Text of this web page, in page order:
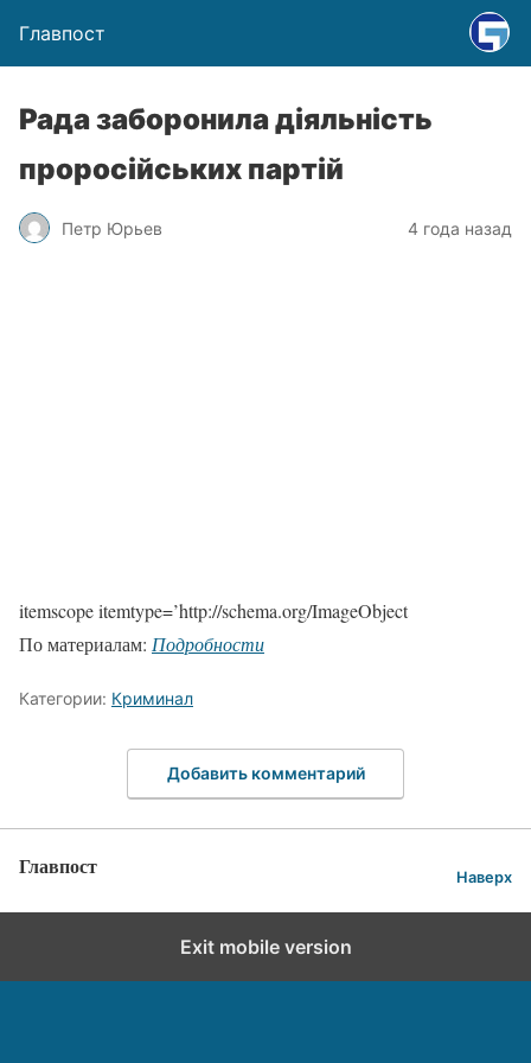
Главпост
Рада заборонила діяльність
проросійських партій
Петр Юрьев 4 года назад
itemscope itemtype=’http://schema.org/ImageObject
По материалам: Подробности
Категории: Криминал
Добавить комментарий
Главпост Наверх
Exit mobile version